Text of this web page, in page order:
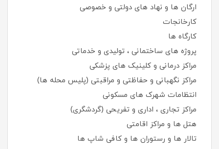
ارگان ها و نهاد های دولتی و خصوصی
کارخانجات
کارگاه ها
پروژه های ساختمانی ، تولیدی و خدماتی
مراکز درمانی و کلینیک های پزشکی
مراکز نگهبانی و حفاظتی و مراقبتی (پلیس محله ها)
انتظامات شهرک های مسکونی
مراکز تجاری ، اداری و تفریحی (گردشگری)
هتل ها و مراکز اقامتی
تالار ها و رستوران ها و کافی شاپ ها